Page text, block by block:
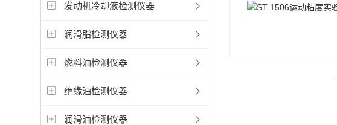
发动机冷却液检测仪器
润滑脂检测仪器
燃料油检测仪器
绝缘油检测仪器
润滑油检测仪器